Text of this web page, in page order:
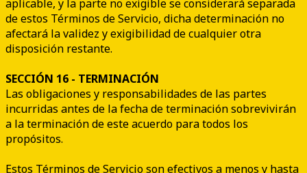
aplicable, y la parte no exigible se considerará separada
de estos Términos de Servicio, dicha determinación no
afectará la validez y exigibilidad de cualquier otra
disposición restante.
SECCIÓN 16 - TERMINACIÓN
Las obligaciones y responsabilidades de las partes
incurridas antes de la fecha de terminación sobrevivirán
a la terminación de este acuerdo para todos los
propósitos.
Estos Términos de Servicio son efectivos a menos y hasta